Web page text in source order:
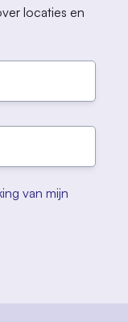
locaties en
van mijn